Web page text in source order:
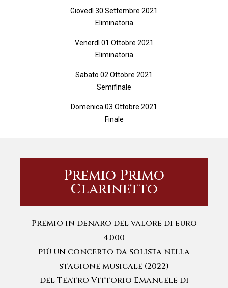
Giovedì 30 Settembre 2021
Eliminatoria
Venerdì 01 Ottobre 2021
Eliminatoria
Sabato 02 Ottobre 2021
Semifinale
Domenica 03 Ottobre 2021
Finale
Premio Primo
Clarinetto
Premio in denaro del valore di euro
4.000
più un concerto da solista nella
stagione musicale (2022)
del Teatro Vittorio Emanuele di